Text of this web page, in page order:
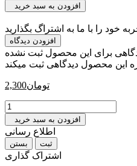
افزودن به سبد خرید
خود را با ما به اشتراگ بگذارید
افزودن دیدگاه
برای این محصول ثبت نشده
این محصول دیدگاهی ثبت میکند
2,300تومان
افزودن به سبد خرید
اطلاع رسانی
بستن
اشتراک گذاری